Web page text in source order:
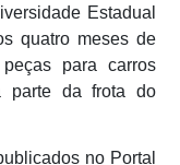
Estadual
quatro meses de
para carros
parte da frota do
no Portal